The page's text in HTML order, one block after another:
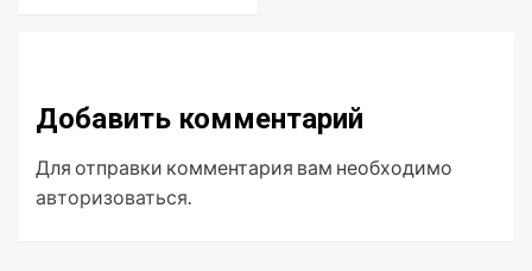
Добавить комментарий
Для отправки комментария вам необходимо
авторизоваться.